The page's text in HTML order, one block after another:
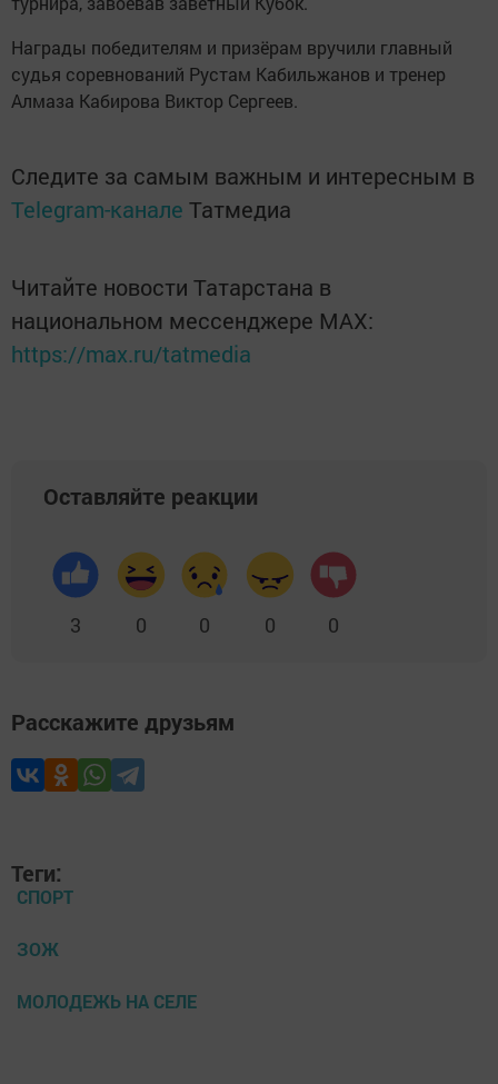
Награды победителям и призёрам вручили главный
судья соревнований Рустам Кабильжанов и тренер
Алмаза Кабирова Виктор Сергеев.
Следите за самым важным и интересным в
Telegram-канале Татмедиа
Читайте новости Татарстана в
национальном мессенджере MАХ:
https://max.ru/tatmedia
Оставляйте реакции
3 0 0 0 0
Расскажите друзьям
Теги:
СПОРТ
ЗОЖ
МОЛОДЕЖЬ НА СЕЛЕ